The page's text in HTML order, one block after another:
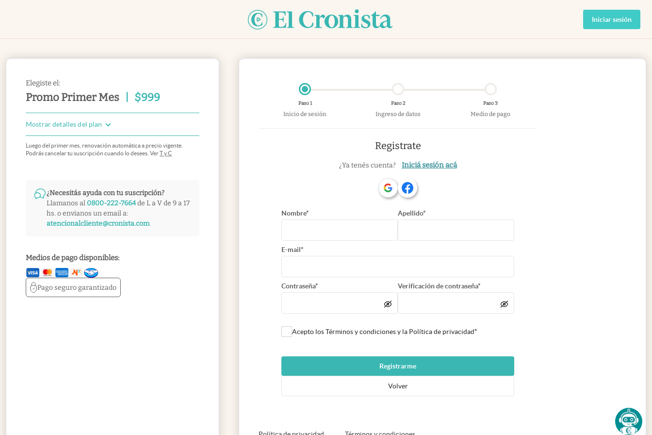
Iniciar sesión
Elegiste el:
Promo Primer Mes $999
Mostrar detalles del plan
Luego del primer mes, renovación automática a precio vigente.
Podrás cancelar tu suscripción cuando lo desees. VerT y C
¿Necesitás ayuda con tu suscripción?
Llamanos al 0800-222-7664de L a V de 9 a 17
hs. o envianos un email a:
atencionalcliente@cronista.com
Medios de pago disponibles:
Pago segurogarantizado
Paso 1
Inicio de sesión
Paso 2
Ingreso de datos
Paso 3
Medio de pago
Registrate
¿Ya tenés cuenta? Iniciá sesión acá
Nombre* Apellido*
E-mail*
Contraseña* Verificación de contraseña*
Acepto los Términos y condiciones y la Política de privacidad*
Registrarme
Volver